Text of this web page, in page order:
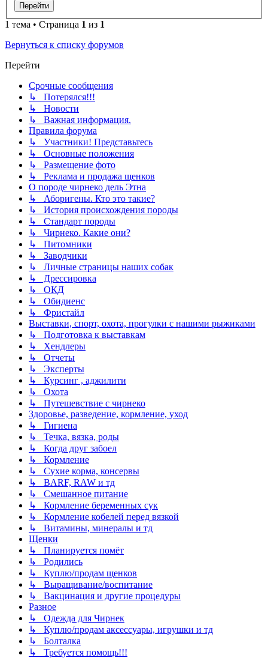
1 тема • Страница 1 из 1
Вернуться к списку форумов
Перейти
Срочные сообщения
↳ Потерялся!!!
↳ Новости
↳ Важная информация.
Правила форума
↳ Участники! Представьтесь
↳ Основные положения
↳ Размещение фото
↳ Реклама и продажа щенков
О породе чирнеко дель Этна
↳ Аборигены. Кто это такие?
↳ История происхождения породы
↳ Стандарт породы
↳ Чирнеко. Какие они?
↳ Питомники
↳ Заводчики
↳ Личные страницы наших собак
↳ Дрессировка
↳ ОКД
↳ Обидиенс
↳ Фристайл
Выставки, спорт, охота, прогулки с нашими рыжиками
↳ Подготовка к выставкам
↳ Хендлеры
↳ Отчеты
↳ Эксперты
↳ Курсинг , аджилити
↳ Охота
↳ Путешевствие с чирнеко
Здоровье, разведение, кормление, уход
↳ Гигиена
↳ Течка, вязка, роды
↳ Когда друг забоел
↳ Кормление
↳ Сухие корма, консервы
↳ BARF, RAW и тд
↳ Смешанное питание
↳ Кормление беременных сук
↳ Кормление кобелей перед вязкой
↳ Витамины, минералы и тд
Щенки
↳ Планируется помёт
↳ Родились
↳ Куплю/продам щенков
↳ Выращивание/воспитание
↳ Вакцинация и другие процедуры
Разное
↳ Одежда для Чирнек
↳ Куплю/продам аксессуары, игрушки и тд
↳ Болталка
↳ Требуется помощь!!!